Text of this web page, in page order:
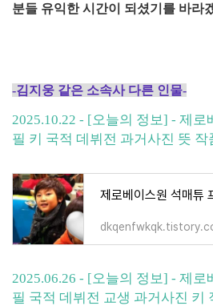
분들 유익한 시간이 되셨기를 바라
-김지웅 같은 소속사 다른 인물-
2025.10.22 - [오늘의 정보] - 제로
필 키 국적 데뷔전 과거사진 뜻 작
2025.06.26 - [오늘의 정보] - 제로
필 국적 데뷔전 교생 과거사진 키